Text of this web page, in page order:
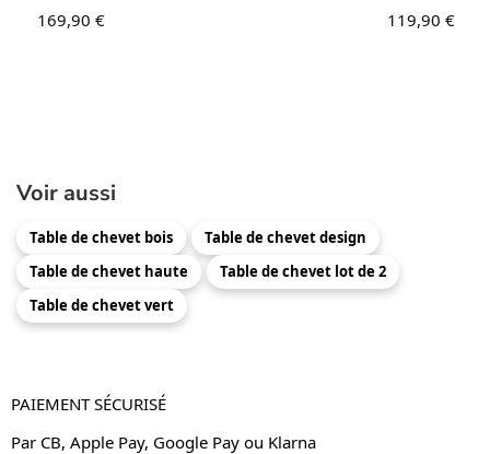
169,90 € 119,90 €
Voir aussi
Table de chevet bois
Table de chevet design
Table de chevet haute
Table de chevet lot de 2
Table de chevet vert
PAIEMENT SÉCURISÉ
Par CB, Apple Pay, Google Pay ou Klarna